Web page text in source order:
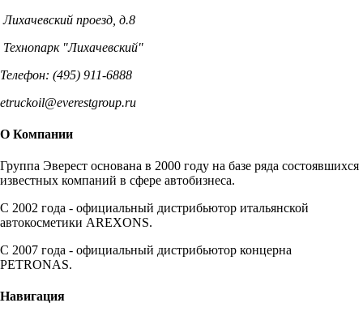
Лихачевский проезд, д.8
Технопарк "Лихачевский"
Телефон: (495) 911-6888
etruckoil@everestgroup.ru
О Компании
Группа Эверест основана в 2000 году на базе ряда состоявшихся
известных компаний в сфере автобизнеса.
C 2002 года - официальный дистрибьютор итальянской
автокосметики AREXONS.
С 2007 года - официальный дистрибьютор концерна
PETRONAS.
Навигация